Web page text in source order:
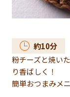
約10分
粉チーズと焼い
り香ばしく！
簡単おつまみメ